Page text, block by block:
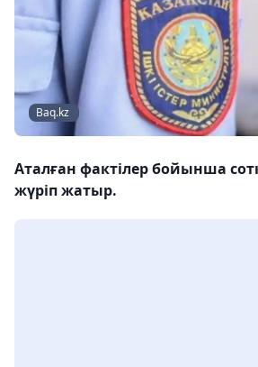
Baq.kz
Аталған фактілер бойынша
жүріп жатыр.